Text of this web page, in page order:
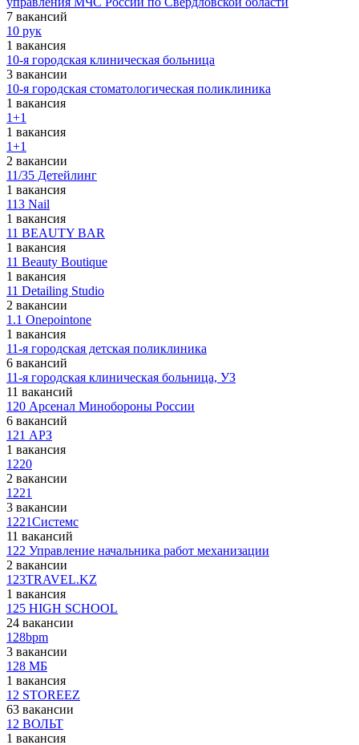
7 вакансий
10 рук
1 вакансия
10-я городская клиническая больница
3 вакансии
10-я городская стоматологическая поликлиника
1 вакансия
1+1
1 вакансия
1+1
2 вакансии
11/35 Детейлинг
1 вакансия
113 Nail
1 вакансия
11 BEAUTY BAR
1 вакансия
11 Beauty Boutique
1 вакансия
11 Detailing Studio
2 вакансии
1.1 Onepointone
1 вакансия
11-я городская детская поликлиника
6 вакансий
11-я городская клиническая больница, УЗ
11 вакансий
120 Арсенал Минобороны России
6 вакансий
121 АРЗ
1 вакансия
1220
2 вакансии
1221
3 вакансии
1221Системс
11 вакансий
122 Управление начальника работ механизации
2 вакансии
123TRAVEL.KZ
1 вакансия
125 HIGH SCHOOL
24 вакансии
128bpm
3 вакансии
128 МБ
1 вакансия
12 STOREEZ
63 вакансии
12 ВОЛЬТ
1 вакансия